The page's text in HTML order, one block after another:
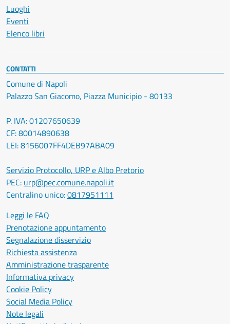
Luoghi
Eventi
Elenco libri
CONTATTI
Comune di Napoli
Palazzo San Giacomo, Piazza Municipio - 80133
P. IVA: 01207650639
CF: 80014890638
LEI: 8156007FF4DEB97ABA09
Servizio Protocollo, URP e Albo Pretorio
PEC: urp@pec.comune.napoli.it
Centralino unico:0817951111
Leggi le FAQ
Prenotazione appuntamento
Segnalazione disservizio
Richiesta assistenza
Amministrazione trasparente
Informativa privacy
Cookie Policy
Social Media Policy
Note legali